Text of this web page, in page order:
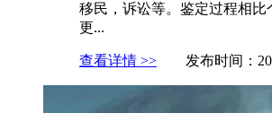
移民，诉讼等。鉴定过程相比
更...
查看详情 >> 发布时间：